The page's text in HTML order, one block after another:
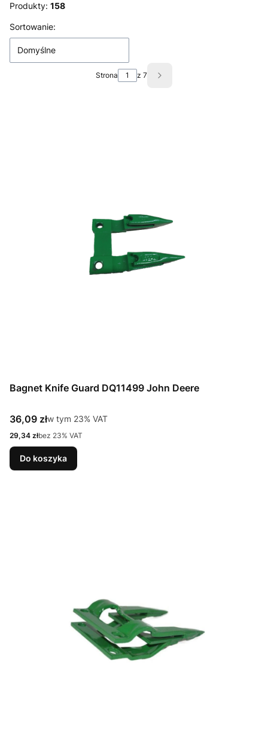
Produkty: 158
Lista produktów
Sortowanie:
Domyślne
Strona z 7 Następne produkty
Bagnet Knife Guard DQ11499 John Deere
Cena brutto
36,09 złw tym %s VAT
w tym 23% VAT
Cena netto
29,34 złbez 23% VAT
Do koszyka